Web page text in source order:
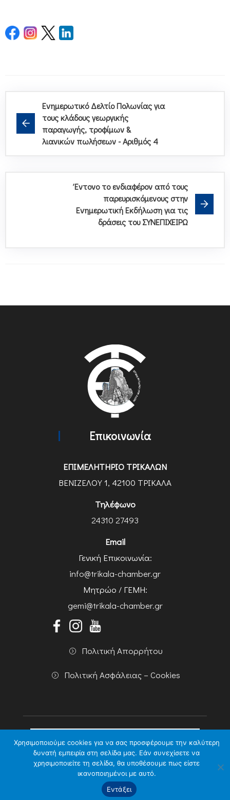
Ενημερωτικό Δελτίο Πολωνίας για
τους κλάδους γεωργικής
παραγωγής, τροφίμων &
λιανικών πωλήσεων - Αριθμός 4
Έντονο το ενδιαφέρον από τους
παρευρισκόμενους στην
Ενημερωτική Εκδήλωση για τις
δράσεις του ΣΥΝΕΠΙΧΕΙΡΩ
Επικοινωνία
ΕΠΙΜΕΛΗΤΗΡΙΟ ΤΡΙΚΑΛΩΝ
ΒΕΝΙΖΕΛΟΥ 1, 42100 ΤΡΙΚΑΛΑ
Τηλέφωνο
24310 27493
Email
Γενική Επικοινωνία:
info@trikala-chamber.gr
Μητρώο / ΓΕΜΗ:
gemi@trikala-chamber.gr
Πολιτική Απορρήτου
Πολιτική Ασφάλειας – Cookies
Χρησιμοποιούμε cookies για να σας προσφέρουμε την καλύτερη
δυνατή εμπειρία στη σελίδα μας. Εάν συνεχίσετε να
χρησιμοποιείτε τη σελίδα, θα υποθέσουμε πως είστε
ικανοποιημένοι με αυτό.
Εντάξει
Copyright 2026 Powered by Knowledge A.E.